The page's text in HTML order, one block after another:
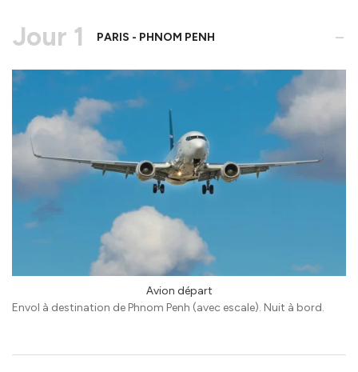
Jour 1 PARIS - PHNOM PENH -
Avion départ
Envol à destination de Phnom Penh (avec escale). Nuit à bord.